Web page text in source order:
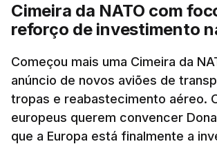
Cimeira da NATO com
reforço de investimento
Começou mais uma Cimeira da
anúncio de novos aviões de
tropas e reabastecimento aéreo.
europeus querem convencer
que a Europa está finalmente a